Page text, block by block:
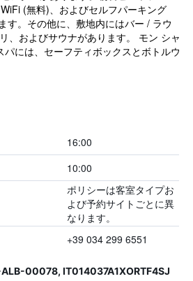
(無料)、およびセルフパーキング
す。その他に、敷地内にはバー / ラウ
、およびサウナがあります。 モン シャ
パには、セーフティボックスとボトルウ
16:00
10:00
ポリシーは客室タイプお
よび予約サイトごとに異
なります。
+39 034 299 6551
00078, IT014037A1XORTF4SJ